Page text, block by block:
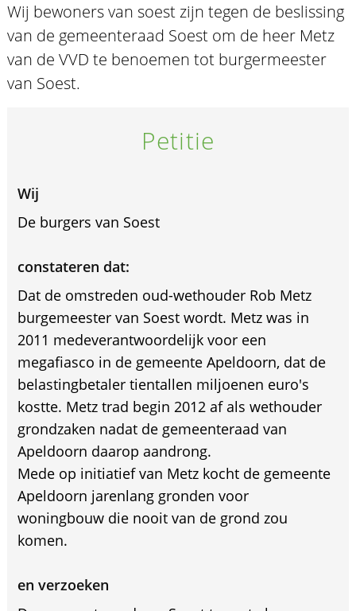
Wij bewoners van soest zijn tegen de beslissing
van de gemeenteraad Soest om de heer Metz
van de VVD te benoemen tot burgermeester
van Soest.
Petitie
Wij
De burgers van Soest
constateren dat:
Dat de omstreden oud-wethouder Rob Metz
burgemeester van Soest wordt. Metz was in
2011 medeverantwoordelijk voor een
megafiasco in de gemeente Apeldoorn, dat de
belastingbetaler tientallen miljoenen euro's
kostte. Metz trad begin 2012 af als wethouder
grondzaken nadat de gemeenteraad van
Apeldoorn daarop aandrong.
Mede op initiatief van Metz kocht de gemeente
Apeldoorn jarenlang gronden voor
woningbouw die nooit van de grond zou
komen.
en verzoeken